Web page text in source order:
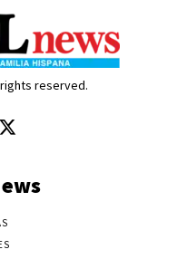
rights reserved.